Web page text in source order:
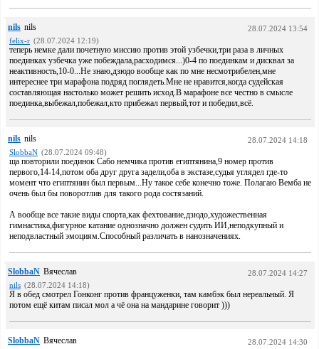
nils nils
28.07.2024 13:54
felix-r (28.07.2024 12:19)
теперь немке дали почетную миссию против этой узбечки,три раза в личных
поединках узбечка уже побеждала,расходимся...)0-4 по поединкам и дисквал за
неактивность,10-0...Не знаю,дзюдо вообще как по мне несмотрибелен,мне
интереснее три марафона подряд поглядеть.Мне не нравится,когда судейская
составляющая настолько может решить исход.В марафоне все честно в смысле
поединка,выбежал,побежал,кто прибежал первый,тот и победил,всё.
nils nils
28.07.2024 14:18
SlobbaN (28.07.2024 09:48)
ща повторили поединок Сабо немчика против египтянина,9 номер против
первого,14-14,потом оба друг друга задели,оба в экстазе,судья углядел где-то
момент что египтянин был первым...Ну такое себе конечно тоже. Полагаю Вемба не
очень был бы поворотлив для такого рода состязаний.
А вообще все такие виды спорта,как фехтование,дзюдо,художественная
гимнастика,фигурное катание однозначно должен судить ИИ,неподкупный и
неподвластный эмоциям.Способный различать в нанозначениях.
SlobbaN Вячеслав
28.07.2024 14:27
nils (28.07.2024 14:18)
Я в обед смотрел Гонконг против француженки, там камбэк был нереальный. Я
потом ещё китам писал мол а чё она на мандарине говорит )))
SlobbaN Вячеслав 28.07.2024 14:30